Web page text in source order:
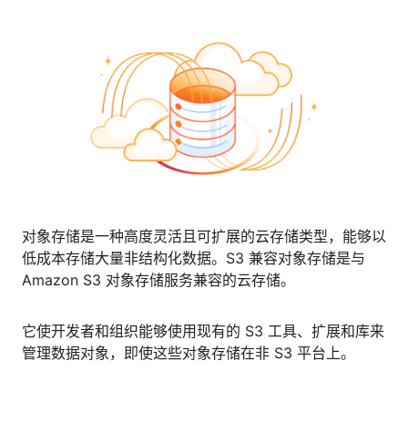
对象存储是一种高度灵活且可扩展的云存储类型，能够以
低成本存储大量非结构化数据。S3 兼容对象存储是与
Amazon S3 对象存储服务兼容的云存储。
它使开发者和组织能够使用现有的 S3 工具、扩展和库来
管理数据对象，即使这些对象存储在非 S3 平台上。